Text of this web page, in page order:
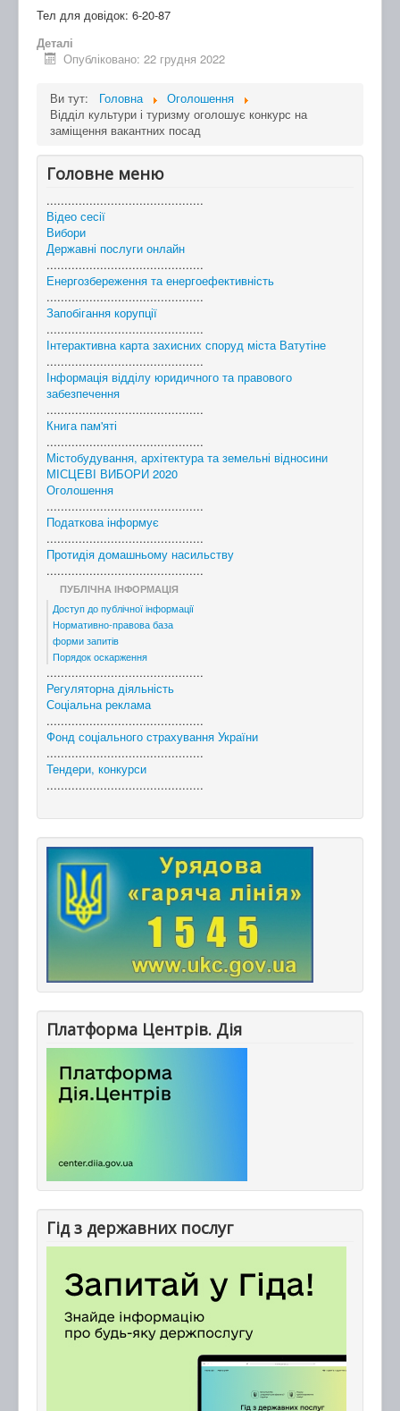
Тел для довідок: 6-20-87
Деталі
Опубліковано: 22 грудня 2022
Ви тут: Головна
Оголошення
Відділ культури і туризму оголошує конкурс на
заміщення вакантних посад
Головне меню
............................................
Відео сесії
Вибори
Державні послуги онлайн
............................................
Енергозбереження та енергоефективність
............................................
Запобігання корупції
............................................
Інтерактивна карта захисних споруд міста Ватутіне
............................................
Інформація відділу юридичного та правового
забезпечення
............................................
Книга пам'яті
............................................
Містобудування, архітектура та земельні відносини
МІСЦЕВІ ВИБОРИ 2020
Оголошення
............................................
Податкова інформує
............................................
Протидія домашньому насильству
............................................
ПУБЛІЧНА ІНФОРМАЦІЯ
Доступ до публічної інформації
Нормативно-правова база
форми запитів
Порядок оскарження
............................................
Регуляторна діяльність
Соціальна реклама
............................................
Фонд соціального страхування України
............................................
Тендери, конкурси
............................................
Платформа Центрів. Дія
Гід з державних послуг